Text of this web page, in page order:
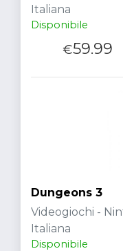
Italiana
Disponibile
€59.99
Dungeons 3
Videogiochi -
Italiana
Disponibile